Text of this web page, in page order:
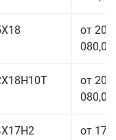
от 208
080,00
от 208
080,00
от 177